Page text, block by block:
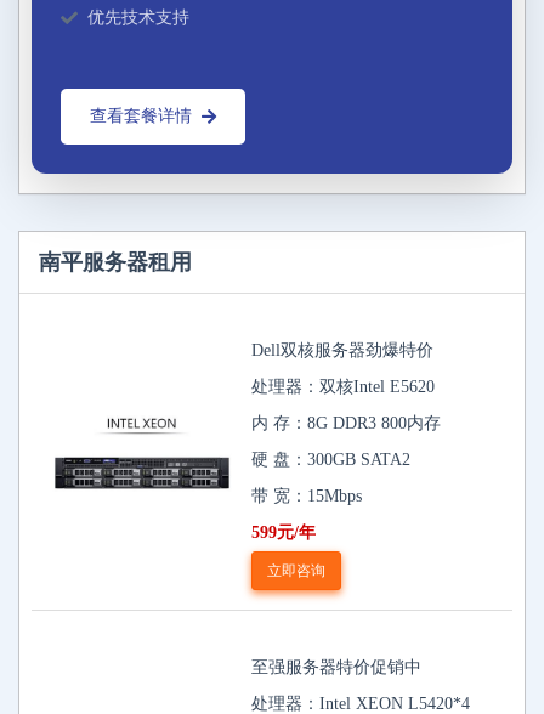
优先技术支持
查看套餐详情
南平服务器租用
Dell双核服务器劲爆特价
处理器：双核Intel E5620
内 存：8G DDR3 800内存
硬 盘：300GB SATA2
带 宽：15Mbps
599元/年
立即咨询
至强服务器特价促销中
处理器：Intel XEON L5420*4